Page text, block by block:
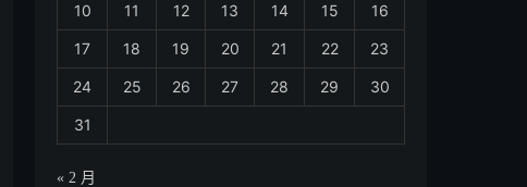
10 11 12 13 14 15 16
17 18 19 20 21 22 23
24 25 26 27 28 29 30
31
« 2 月